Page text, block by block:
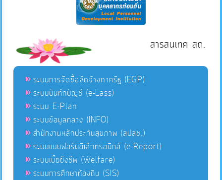
สารสนเทศ สถ.
ระบบการจัดซื้อจัดจ้างภาครัฐ (EGP)
ระบบบันทึกบัญชี (e-Lass)
ระบบ E-Plan
ระบบข้อมูลกลาง (INFO)
สำนักงานหลักประกันสุขภาพ (สปสช.)
ระบบแบบฟอร์มอิเล็กทรอนิกส์ (e-Report)
ระบบเบี้ยยังชีพ (Welfare)
ระบบการศึกษาท้องถิ่น (SIS)